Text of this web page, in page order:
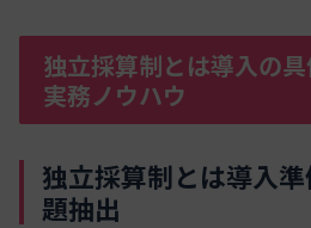
独立採算制とは導入の
実務ノウハウ
独立採算制とは導入
題抽出